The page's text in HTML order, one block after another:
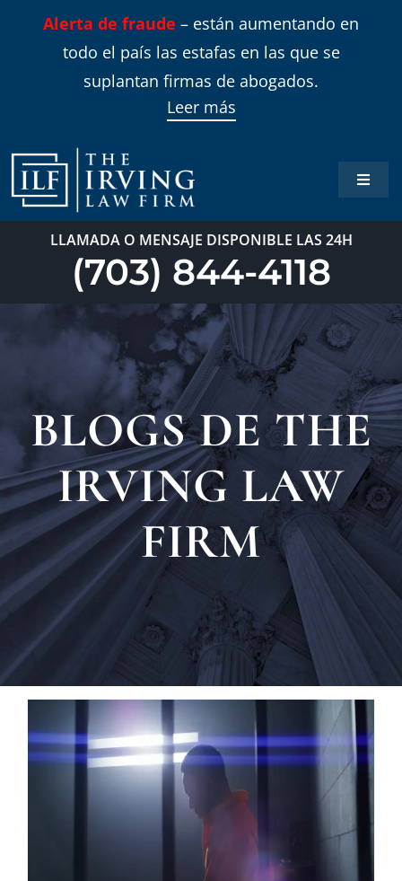
Alerta de fraude – están aumentando en
todo el país las estafas en las que se
suplantan firmas de abogados.
Leer más
Toggle
Inicio
Blog
LLAMADA O MENSAJE DISPONIBLE LAS 24H
(703) 844-4118
BLOGS DE THE
IRVING LAW
FIRM